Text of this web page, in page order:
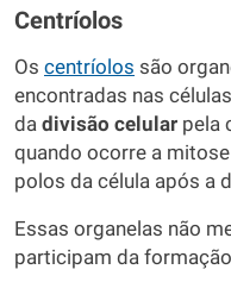
Centríolos
Os centríolos são
encontradas nas
da divisão celular pela
quando ocorre a
polos da célula após a
Essas organelas não
participam da